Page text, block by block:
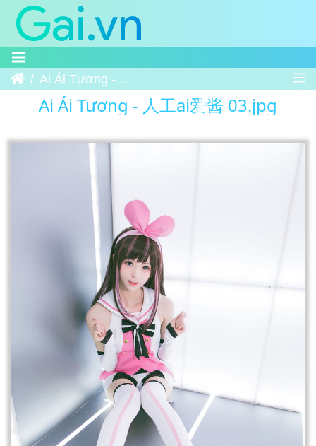
Trang chủAi Ái Tương - 人工ai爱酱 03
Ai Ái Tương - 人工ai爱酱 03.jpg